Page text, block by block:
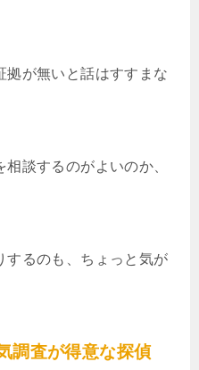
拠が無いと話はすすまな
談するのがよいのか、
するのも、ちょっと気が
調査が得意な探偵